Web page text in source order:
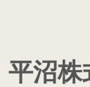
平沼株